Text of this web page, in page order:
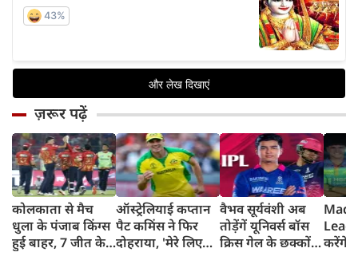
ज़रूर पढ़ें
कोलकाता से मैच
धुला के पंजाब किंग्स
हुई बाहर, 7 जीत के
ऑस्ट्रेलियाई कप्तान
पैट कमिंस ने फिर
दोहराया, 'मेरे लिए
वैभव सूर्यवंशी अब
तोड़ेंगें यूनिवर्स बॉस
क्रिस गेल के छक्कों
करेंगे